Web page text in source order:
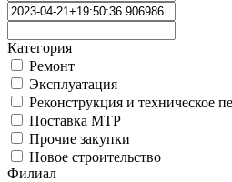
Категория
Ремонт
Эксплуатация
Реконструкция и техническое
Поставка МТР
Прочие закупки
Новое строительство
Филиал